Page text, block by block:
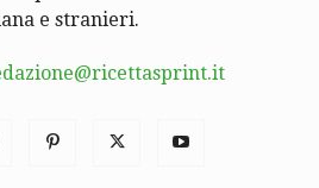
e stranieri.